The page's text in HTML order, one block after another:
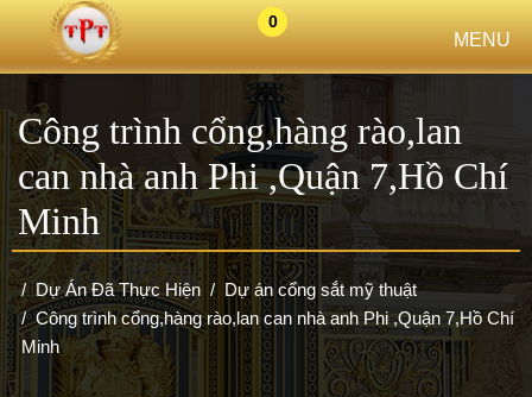
0
MENU
Công trình cổng,hàng rào,lan
can nhà anh Phi ,Quận 7,Hồ Chí
Minh
Dự Án Đã Thực Hiện
Dự án cổng sắt mỹ thuật
Công trình cổng,hàng rào,lan can nhà anh Phi ,Quận 7,Hồ Chí
Minh